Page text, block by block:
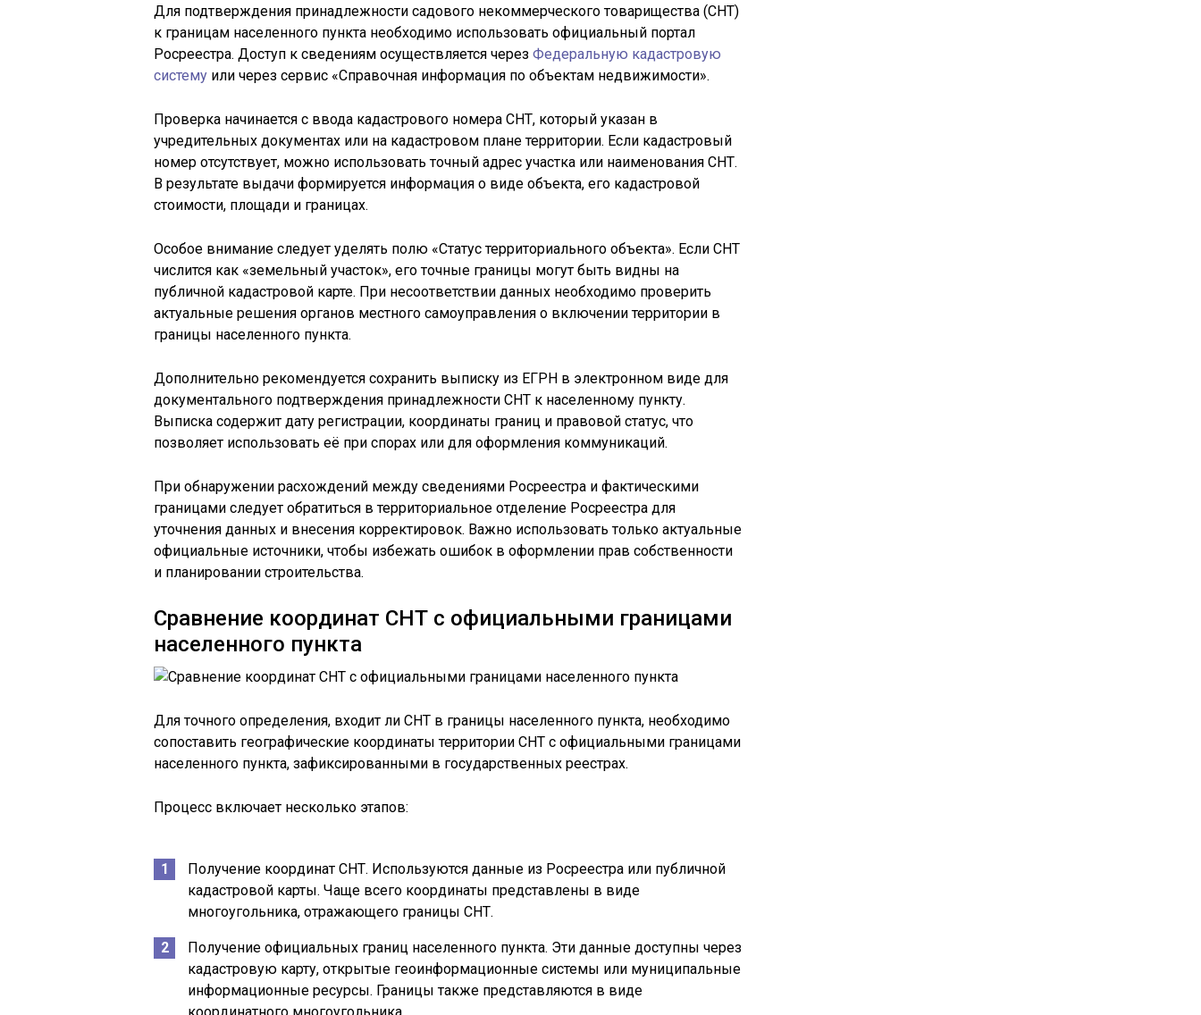
Для подтверждения принадлежности садового некоммерческого товарищества (СНТ)
к границам населенного пункта необходимо использовать официальный портал
Росреестра. Доступ к сведениям осуществляется через Федеральную кадастровую
систему или через сервис «Справочная информация по объектам недвижимости».
Проверка начинается с ввода кадастрового номера СНТ, который указан в
учредительных документах или на кадастровом плане территории. Если кадастровый
номер отсутствует, можно использовать точный адрес участка или наименования СНТ.
В результате выдачи формируется информация о виде объекта, его кадастровой
стоимости, площади и границах.
Особое внимание следует уделять полю «Статус территориального объекта». Если СНТ
числится как «земельный участок», его точные границы могут быть видны на
публичной кадастровой карте. При несоответствии данных необходимо проверить
актуальные решения органов местного самоуправления о включении территории в
границы населенного пункта.
Дополнительно рекомендуется сохранить выписку из ЕГРН в электронном виде для
документального подтверждения принадлежности СНТ к населенному пункту.
Выписка содержит дату регистрации, координаты границ и правовой статус, что
позволяет использовать её при спорах или для оформления коммуникаций.
При обнаружении расхождений между сведениями Росреестра и фактическими
границами следует обратиться в территориальное отделение Росреестра для
уточнения данных и внесения корректировок. Важно использовать только актуальные
официальные источники, чтобы избежать ошибок в оформлении прав собственности
и планировании строительства.
Сравнение координат СНТ с официальными границами
населенного пункта
Для точного определения, входит ли СНТ в границы населенного пункта, необходимо
сопоставить географические координаты территории СНТ с официальными границами
населенного пункта, зафиксированными в государственных реестрах.
Процесс включает несколько этапов:
Получение координат СНТ. Используются данные из Росреестра или публичной
кадастровой карты. Чаще всего координаты представлены в виде
многоугольника, отражающего границы СНТ.
Получение официальных границ населенного пункта. Эти данные доступны через
кадастровую карту, открытые геоинформационные системы или муниципальные
информационные ресурсы. Границы также представляются в виде